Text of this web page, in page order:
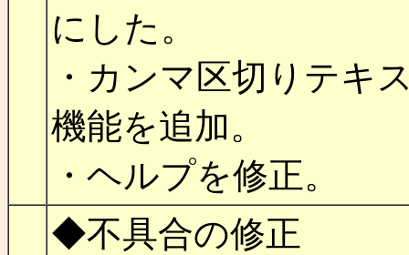
にした。
・カンマ区切りテキ
機能を追加。
・ヘルプを修正。
◆不具合の修正